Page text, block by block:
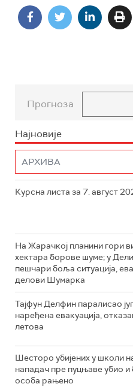
Прогноза
Најновије
Курсна листа за 7. август
На Жарачкој планини гори
хектара борове шуме; у
пешчари боља ситуација,
делови Шумарка
Тајфун Делфин паралисао
наређена евакуација,
летова
Шесторо убијених у школи
нападач пре пуцњаве убио и
особа рањено